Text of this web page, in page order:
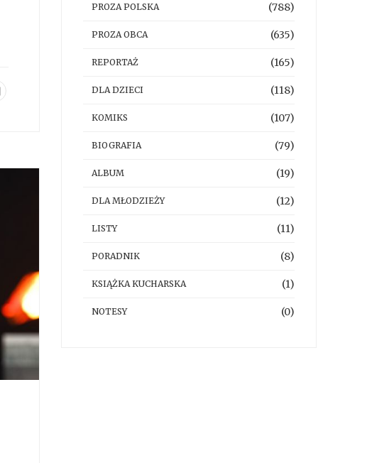
PROZA POLSKA (788)
PROZA OBCA (635)
REPORTAŻ (165)
DLA DZIECI (118)
KOMIKS (107)
BIOGRAFIA (79)
ALBUM (19)
DLA MŁODZIEŻY (12)
LISTY (11)
PORADNIK (8)
KSIĄŻKA KUCHARSKA (1)
NOTESY (0)